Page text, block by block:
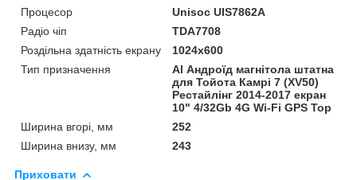
Процесор
Unisoc UIS7862A
Радіо чіп
TDA7708
Роздільна здатність екрану
1024х600
Тип призначення
Al Андроїд магнітола штатна
для Тойота Камрі 7 (XV50)
Рестайлінг 2014-2017 екран
10" 4/32Gb 4G Wi-Fi GPS Top
Ширина вгорі, мм
252
Ширина внизу, мм
243
Приховати